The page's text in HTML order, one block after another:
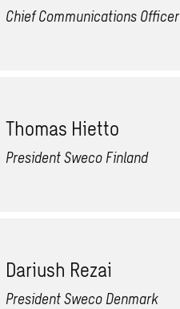
Chief Communications Officer
Thomas Hietto
President Sweco Finland
Dariush Rezai
President Sweco Denmark